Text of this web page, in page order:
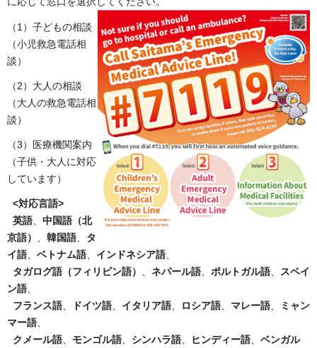
（1）子どもの相談
（小児救急電話相
談）
（2）大人の相談
（大人の救急電話相
談）
（3）医療機関案内
（子供・大人に対応
しています）
<対応言語>
英語
中国語（北
京語）
韓国語
タ
イ語
ベトナム語 インドネシア語
タガログ語（フィリピン語）
ネパール語 ポルトガル語
スペイ
ン語
フランス語
ドイツ語 イタリア語 ロシア語 マレー語
ミャン
マー語
クメール語
モンゴル語 シンハラ語 ヒンディー語 ベンガル